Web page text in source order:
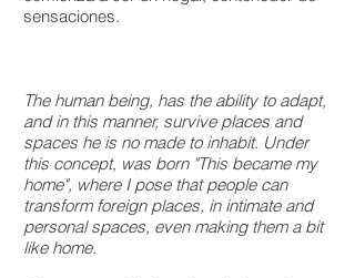
sensaciones.
The human being, has the ability to adapt,
and in this manner, survive places and
spaces he is no made to inhabit. Under
this concept, was born "This became my
home", where I pose that people can
transform foreign places, in intimate and
personal spaces, even making them a bit
like home.